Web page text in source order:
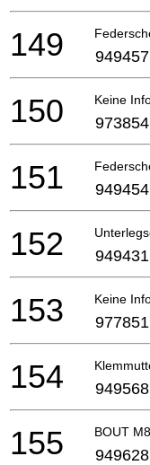
149 949457
Keine
150 973854
151 949454
152 949431
Keine
153 977851
154 949568
BOUT
155 949628